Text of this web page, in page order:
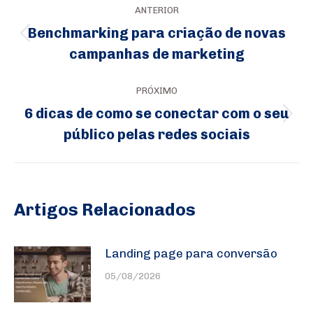
de
post:
ANTERIOR
Benchmarking para criação de novas
campanhas de marketing
PRÓXIMO
6 dicas de como se conectar com o seu
público pelas redes sociais
Artigos Relacionados
Landing page para conversão
05/08/2026